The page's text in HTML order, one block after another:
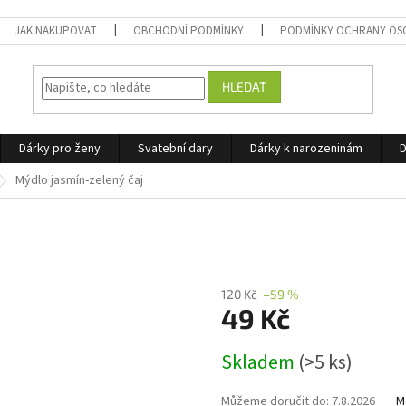
JAK NAKUPOVAT OBCHODNÍ PODMÍNKY PODMÍNKY OCHRANY
HLEDAT
Dárky pro ženy Svatební dary Dárky k narozeninám
Mýdlo jasmín-zelený čaj
120 Kč –59 %
49 Kč
cena:
Skladem (>5 ks)
Můžeme doručit do: 7.8.2026